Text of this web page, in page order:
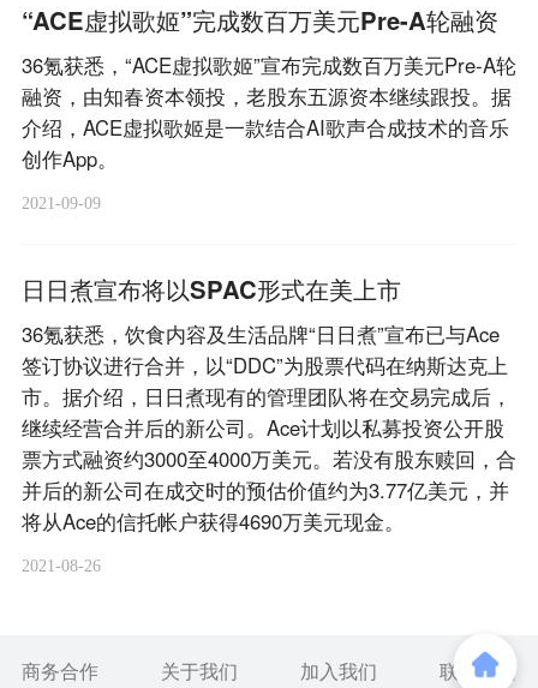
“ACE虚拟歌姬”完成数百万美元Pre-A轮融资
36氪获悉，“ACE虚拟歌姬”宣布完成数百万美元Pre-A轮
融资，由知春资本领投，老股东五源资本继续跟投。据
介绍，ACE虚拟歌姬是一款结合AI歌声合成技术的音乐
创作App。
2021-09-09
日日煮宣布将以SPAC形式在美上市
36氪获悉，饮食内容及生活品牌“日日煮”宣布已与Ace
签订协议进行合并，以“DDC”为股票代码在纳斯达克上
市。据介绍，日日煮现有的管理团队将在交易完成后，
继续经营合并后的新公司。Ace计划以私募投资公开股
票方式融资约3000至4000万美元。若没有股东赎回，合
并后的新公司在成交时的预估价值约为3.77亿美元，并
将从Ace的信托帐户获得4690万美元现金。
2021-08-26
商务合作 关于我们 加入我们 联系我们